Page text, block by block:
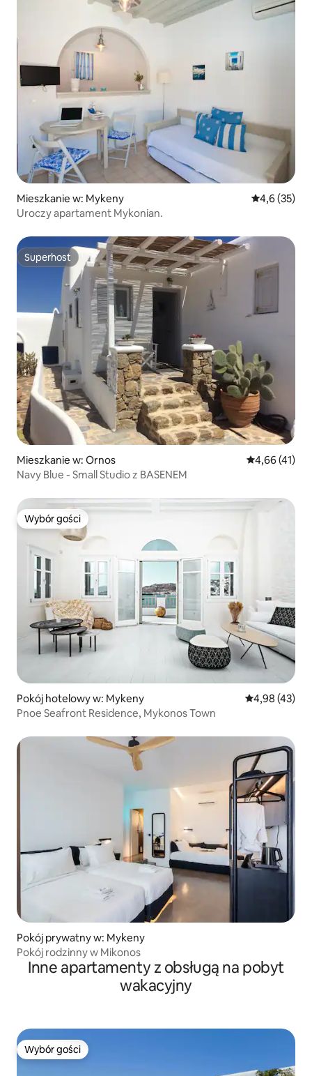
Mieszkanie w: Mykeny Średnia
4,6 (35)
Uroczy apartament Mykonian.
Superhost
Superhost
Mieszkanie w: Ornos Średnia
4,66 (41)
Navy Blue - Small Studio z BASENEM
Wybór gości
Wybór gości
Pokój hotelowy w: Mykeny Średnia
4,98 (43)
Pnoe Seafront Residence, Mykonos Town
Pokój prywatny w: Mykeny
Pokój rodzinny w Mikonos
Inne apartamenty z obsługą na pobyt
wakacyjny
Wybór gości
Wybór gości